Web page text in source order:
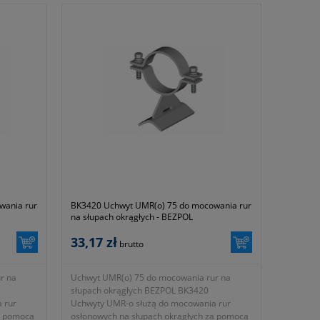
na
na
narur
na
rur
pomocą
BK3420 Uchwyt UMR(o) 75 do mocowania rur
na słupach okrągłych - BEZPOL
33,17 zł brutto
Uchwyt UMR(o) 75 do mocowania rur na
słupach okrągłych BEZPOL BK3420
Uchwyty UMR-o służą do mocowania rur
osłonowych na słupach okrągłych za pomocą